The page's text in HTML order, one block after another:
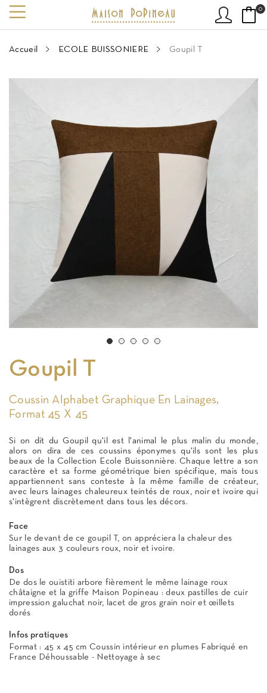
0
Accueil ECOLE BUISSONIERE Goupil T
Goupil T
Coussin Alphabet Graphique En Lainages,
Format 45 X 45
Si on dit du Goupil qu'il est l'animal le plus malin du monde,
alors on dira de ces coussins éponymes qu'ils sont les plus
beaux de la Collection Ecole Buissonnière. Chaque lettre a son
caractère et sa forme géométrique bien spécifique, mais tous
appartiennent sans conteste à la même famille de créateur,
avec leurs lainages chaleureux teintés de roux, noir et ivoire qui
s'intègrent discrètement dans tous les décors.
Face
Sur le devant de ce goupil T, on appréciera la chaleur des
lainages aux 3 couleurs roux, noir et ivoire.
Dos
De dos le ouistiti arbore fièrement le même lainage roux
châtaigne et la griffe Maison Popineau : deux pastilles de cuir
impression galuchat noir, lacet de gros grain noir et œillets
dorés
Infos pratiques
Format : 45 x 45 cm Coussin intérieur en plumes Fabriqué en
France Déhoussable - Nettoyage à sec